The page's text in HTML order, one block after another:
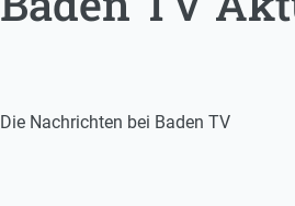
Die Nachrichten bei Baden TV